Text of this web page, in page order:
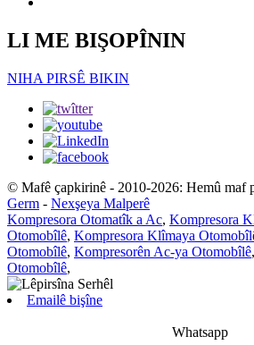
LI ME BIŞOPÎNIN
NIHA PIRSÊ BIKIN
© Mafê çapkirinê - 2010-2026: Hemû maf
Germ - Nexşeya Malperê
Kompresora Otomatîk a Ac, Kompresora
Otomobîlê, Kompresora Klîmaya
Otomobîlê, Kompresorên Ac-ya Otomobîlê,
Otomobîlê,
Emailê bişîne
Whatsapp